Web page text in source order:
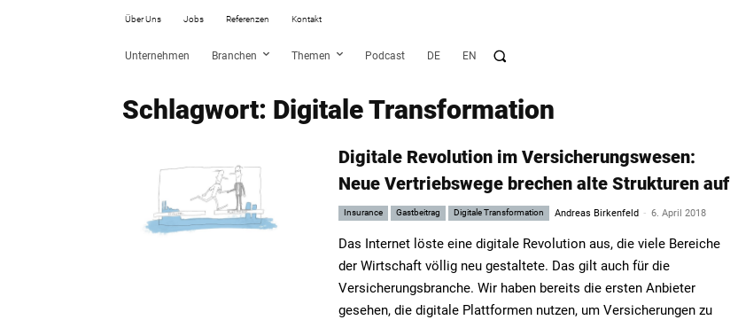
Über Uns Jobs Referenzen Kontakt
Unternehmen Branchen Themen Podcast DE EN
Schlagwort: Digitale Transformation
Digitale Revolution im Versicherungswesen:
Neue Vertriebswege brechen alte Strukturen auf
Insurance Gastbeitrag Digitale Transformation Andreas Birkenfeld - 6. April 2018
Das Internet löste eine digitale Revolution aus, die viele Bereiche
der Wirtschaft völlig neu gestaltete. Das gilt auch für die
Versicherungsbranche. Wir haben bereits die ersten Anbieter
gesehen, die digitale Plattformen nutzen, um Versicherungen zu